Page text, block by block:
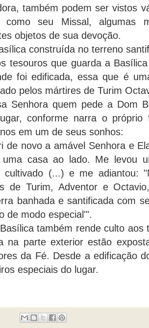
também podem ser vistos
como seu Missal, algumas
objetos de sua devoção.
construída no terreno
tesouros que guarda a
foi edificada, essa que é
pelos mártires de Turim
Senhora quem pede a Dom
conforme narra o próprio
em um de seus sonhos:
de novo a amável Senhora e
casa ao lado. Me levou
cultivado (...) e me adiantou:
de Turim, Adventor e
banhada e santificada com
de modo especial'".
também rende culto
na parte exterior estão
da Fé. Desde a edificação
especiais do lugar.